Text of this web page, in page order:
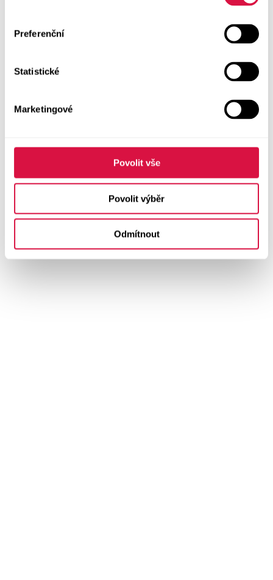
Preferenční
Statistické
Marketingové
Povolit vše
Povolit výběr
Odmítnout